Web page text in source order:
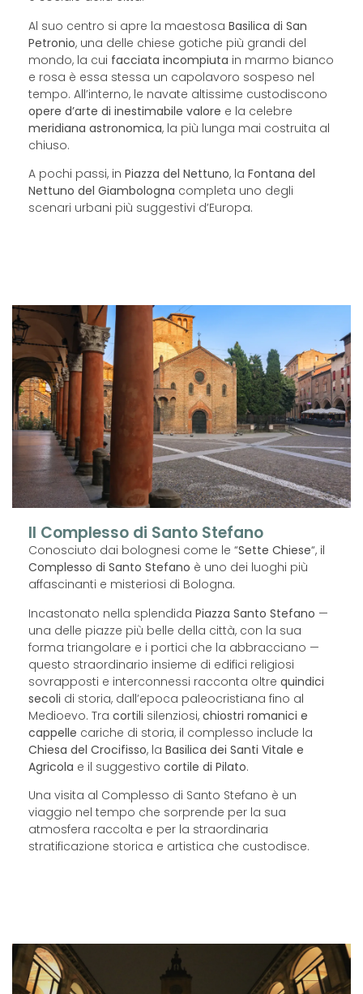
Al suo centro si apre la maestosa Basilica di San
Petronio, una delle chiese gotiche più grandi del
mondo, la cui facciata incompiuta in marmo bianco
e rosa è essa stessa un capolavoro sospeso nel
tempo. All’interno, le navate altissime custodiscono
opere d’arte di inestimabile valore e la celebre
meridiana astronomica, la più lunga mai costruita al
chiuso.
A pochi passi, in Piazza del Nettuno, la Fontana del
Nettuno del Giambologna completa uno degli
scenari urbani più suggestivi d’Europa.
Il Complesso di Santo Stefano
Conosciuto dai bolognesi come le “Sette Chiese“, il
Complesso di Santo Stefano è uno dei luoghi più
affascinanti e misteriosi di Bologna.
Incastonato nella splendida Piazza Santo Stefano —
una delle piazze più belle della città, con la sua
forma triangolare e i portici che la abbracciano —
questo straordinario insieme di edifici religiosi
sovrapposti e interconnessi racconta oltre quindici
secoli di storia, dall’epoca paleocristiana fino al
Medioevo. Tra cortili silenziosi, chiostri romanici e
cappelle cariche di storia, il complesso include la
Chiesa del Crocifisso, la Basilica dei Santi Vitale e
Agricola e il suggestivo cortile di Pilato.
Una visita al Complesso di Santo Stefano è un
viaggio nel tempo che sorprende per la sua
atmosfera raccolta e per la straordinaria
stratificazione storica e artistica che custodisce.